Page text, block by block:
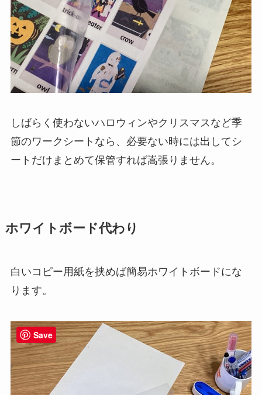
しばらく使わないハロウィンやクリスマスなど季
節のワークシートなら、必要ない時には出してシ
ートだけまとめて保管すれば嵩張りません。
ホワイトボード代わり
白いコピー用紙を挟めば簡易ホワイトボードにな
ります。
Save